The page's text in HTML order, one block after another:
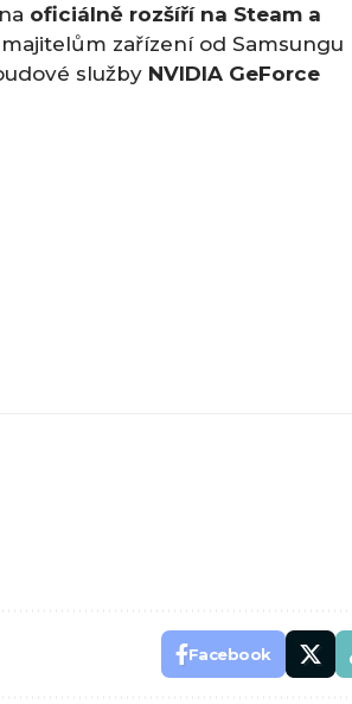
oficiálně rozšíří na Steama
zařízení od Samsungu
služby NVIDIA GeForce
Facebook